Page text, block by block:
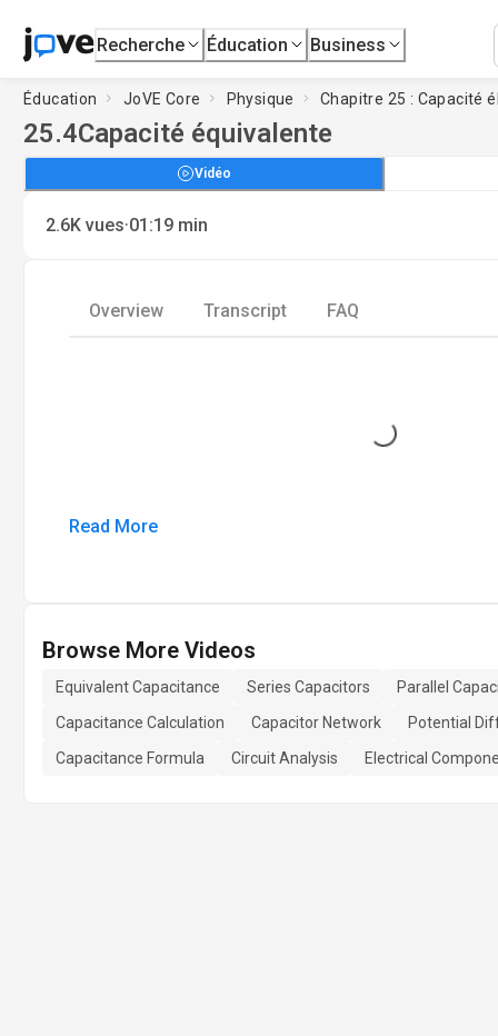
Recherche Éducation Business
Éducation JoVE Core Physique Chapitre 25 : Capacité
25.4Capacité équivalente
Vidéo
2.6K vues·01:19 min
Overview Transcript FAQ
Loading...
Read More
Browse More Videos
Equivalent Capacitance Series Capacitors
Parallel
Capacitance Calculation
Capacitor Network
Potential
Capacitance Formula
Circuit Analysis Electrical